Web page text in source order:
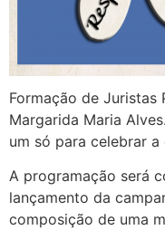
Formação de Juristas
Margarida Maria
um só para celebrar
A programação será
lançamento da
composição de uma